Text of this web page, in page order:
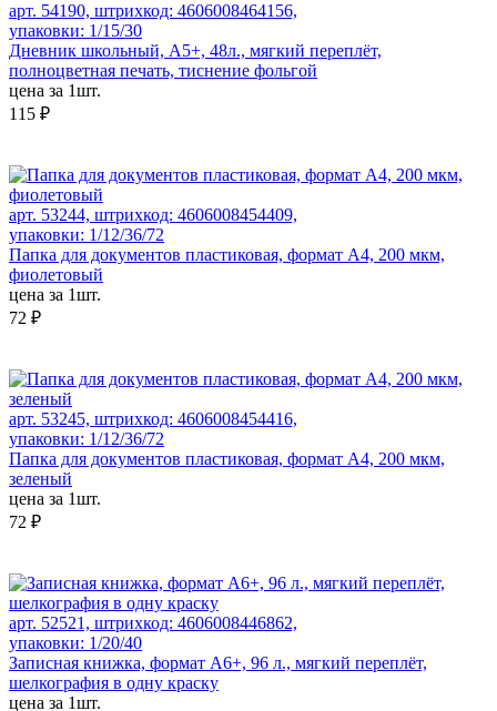
арт. 54190, штрихкод: 4606008464156,
упаковки: 1/15/30
Дневник школьный, А5+, 48л., мягкий переплёт,
полноцветная печать, тиснение фольгой
цена за 1шт.
115 ₽
арт. 53244, штрихкод: 4606008454409,
упаковки: 1/12/36/72
Папка для документов пластиковая, формат А4, 200 мкм,
фиолетовый
цена за 1шт.
72 ₽
арт. 53245, штрихкод: 4606008454416,
упаковки: 1/12/36/72
Папка для документов пластиковая, формат А4, 200 мкм,
зеленый
цена за 1шт.
72 ₽
арт. 52521, штрихкод: 4606008446862,
упаковки: 1/20/40
Записная книжка, формат А6+, 96 л., мягкий переплёт,
шелкография в одну краску
цена за 1шт.